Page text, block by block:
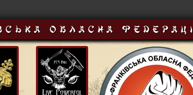
обласна